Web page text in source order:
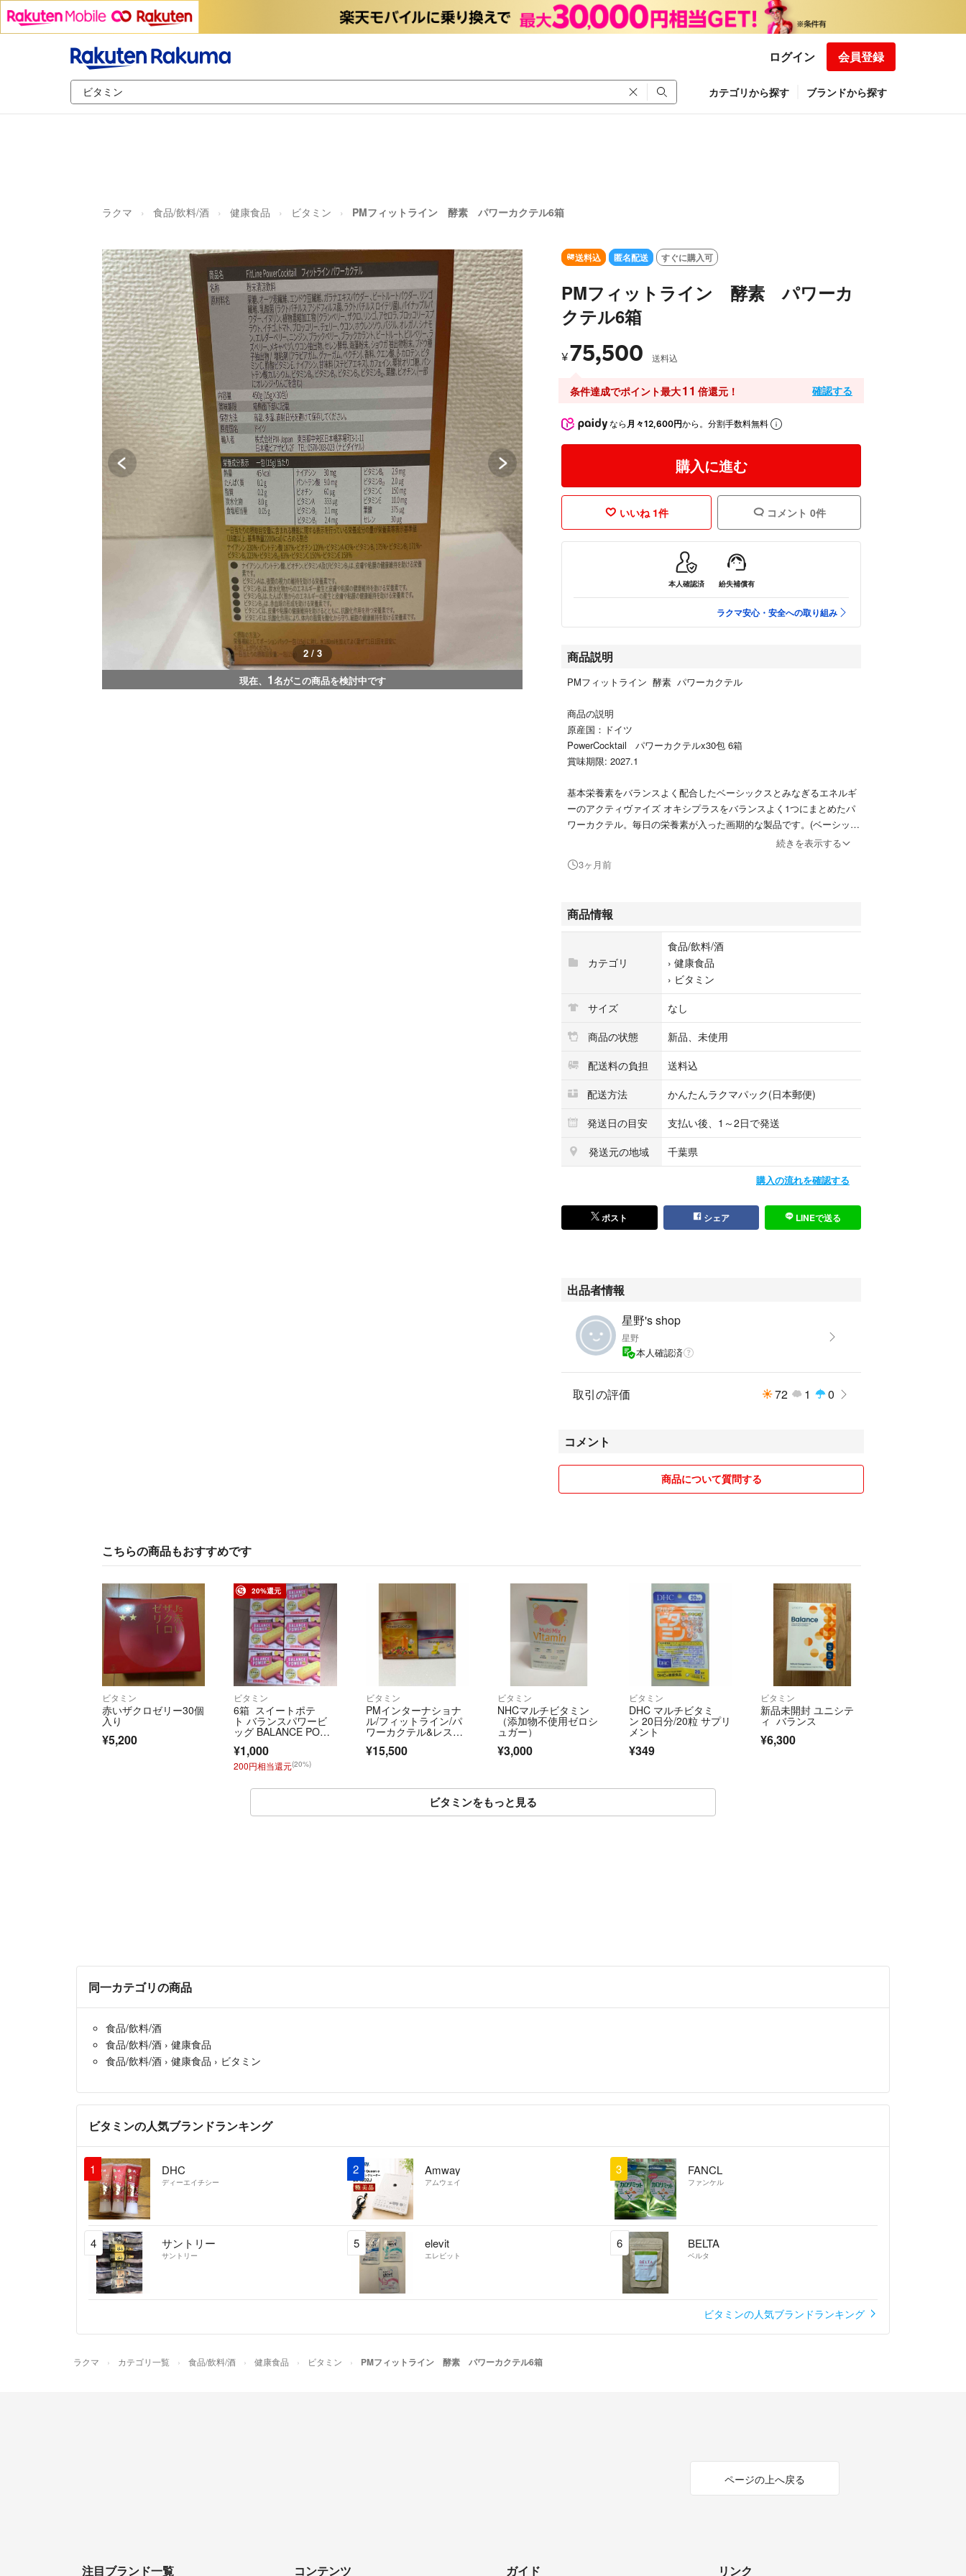
ログイン 会員登録
カテゴリから探す ブランドから探す
ラクマ 食品/飲料/酒 健康食品 ビタミン PMフィットライン 酵素 パワーカクテル6箱
2 / 3
現在、 1名がこの商品を検討中です
送料込 匿名配送 すぐに購入可
PMフィットライン 酵素 パワーカ
クテル6箱
¥75,500 送料込
条件達成でポイント最大11 倍還元！ 確認する
なら 月々12,600円から。分割手数料無料
購入に進む
いいね 1件 コメント 0件
本人確認済 紛失補償有
ラクマ安心・安全への取り組み
商品説明
PMフィットライン 酵素 パワーカクテル
商品の説明
原産国：ドイツ
PowerCocktail パワーカクテルx30包 6箱
賞味期限: 2027.1
基本栄養素をバランスよく配合したベーシックスとみなぎるエネルギ
ーのアクティヴァイズ オキシプラスをバランスよく1つにまとめたパ
ワーカクテル。毎日の栄養素が入った画期的な製品です。(ベーシック
お召し上がり方、、、
箱は開封させていただき、折り畳んでの発送になります。
即購入OK
商品をご覧頂き、ありがとうございます
■その他、多数のプライズ商品を出品しています！
まとめ買いの場合は少しお安く致します
是非ご覧ください！！
続きを表示する
3ヶ月前
商品情報
カテゴリ
食品/飲料/酒
› 健康食品
› ビタミン
サイズ
なし
商品の状態
新品、未使用
配送料の負担
送料込
配送方法
かんたんラクマパック(日本郵便)
発送日の目安
支払い後、1～2日で発送
発送元の地域
千葉県
購入の流れを確認する
ポスト シェア LINEで送る
出品者情報
星野's shop
星野
本人確認済
取引の評価 72 1 0
コメント
商品について質問する
こちらの商品もおすすめです
ビタミン
赤いザクロゼリー30個
入り
¥5,200
20%還元
ビタミン
6箱 スイートポテ
ト バランスパワービ
ッグ BALANCE POWE
R BIG
¥1,000
200円相当還元(20%)
ビタミン
PMインターナショナ
ル/フィットライン/パ
ワーカクテル&レスト
レイト
¥15,500
ビタミン
NHCマルチビタミン
（添加物不使用ゼロシ
ュガー）
¥3,000
ビタミン
DHC マルチビタミ
ン 20日分/20粒 サプリ
メント
¥349
ビタミン
新品未開封 ユニシテ
ィ バランス
¥6,300
ビタミンをもっと見る
同一カテゴリの商品
食品/飲料/酒
食品/飲料/酒 › 健康食品
食品/飲料/酒 › 健康食品 › ビタミン
ビタミンの人気ブランドランキング
1 DHC
ディーエイチシー
2 Amway
アムウェイ
3 FANCL
ファンケル
4 サントリー
サントリー
5 elevit
エレビット
6 BELTA
ベルタ
ビタミンの人気ブランドランキング
ラクマ カテゴリ一覧 食品/飲料/酒 健康食品 ビタミン PMフィットライン 酵素 パワーカクテル6箱
ページの上へ戻る
注目ブランド一覧 コンテンツ ガイド リンク